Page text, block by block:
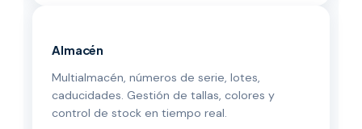
Almacén
Multialmacén, números de serie, lotes,
caducidades. Gestión de tallas, colores y
control de stock en tiempo real.